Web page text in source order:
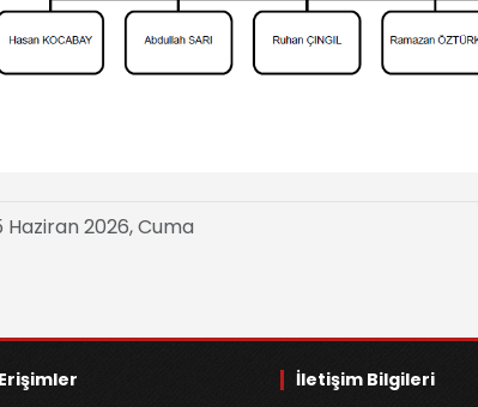
Haziran 2026, Cuma
Erişimler İletişim Bilgileri